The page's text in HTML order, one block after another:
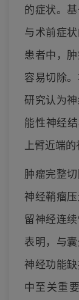
的症状。
与术前症
患者中，
容易切除
研究认为
能性神经
上臂近端
肿瘤完整
神经鞘瘤
留神经连
表明，与
神经功能
中至关重